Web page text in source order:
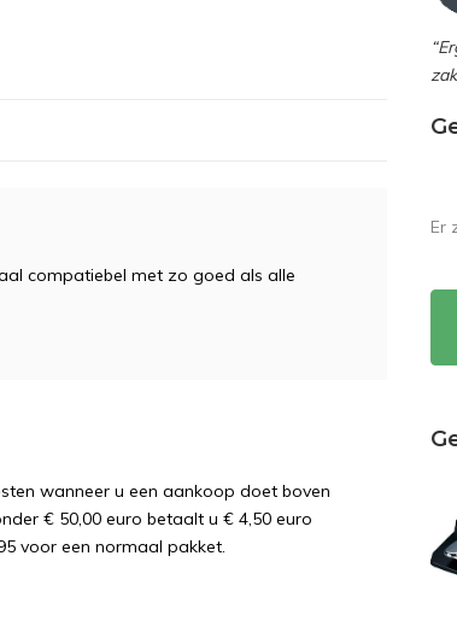
compatiebel met zo goed als alle
wanneer u een aankoop doet boven
€ 50,00 euro betaalt u € 4,50 euro
voor een normaal pakket.
Er